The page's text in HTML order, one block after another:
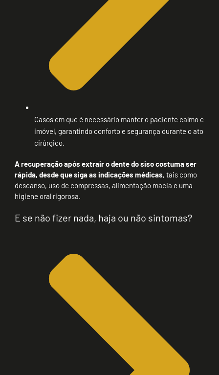
Casos em que é necessário manter o paciente calmo e
imóvel, garantindo conforto e segurança durante o ato
cirúrgico.
A recuperação após extrair o dente do siso costuma ser
rápida, desde que siga as indicações médicas, tais como
descanso, uso de compressas, alimentação macia e uma
higiene oral rigorosa.
E se não fizer nada, haja ou não sintomas?